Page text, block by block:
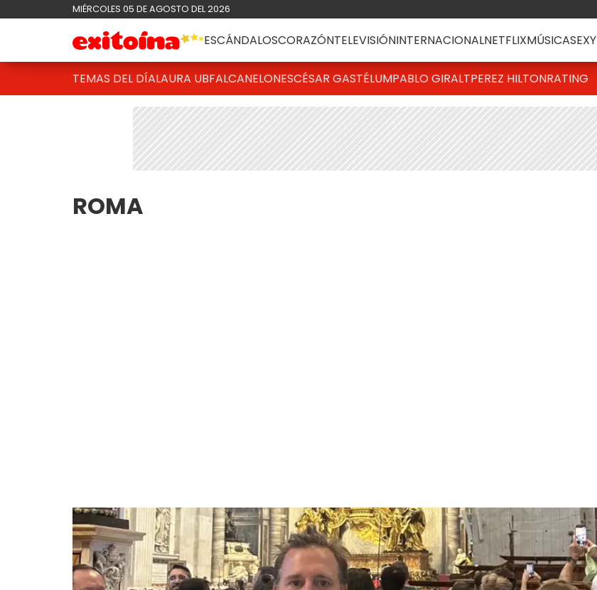
MIÉRCOLES 05 DE AGOSTO DEL 2026
ESCÁNDALOSCORAZÓNTELEVISIÓNINTERNACIONALNETFLIXMÚSICASEXY
TEMAS DEL DÍALAURA UBFALCANELONESCÉSAR GASTÉLUMPABLO GIRALTPEREZ HILTONRATING
ROMA